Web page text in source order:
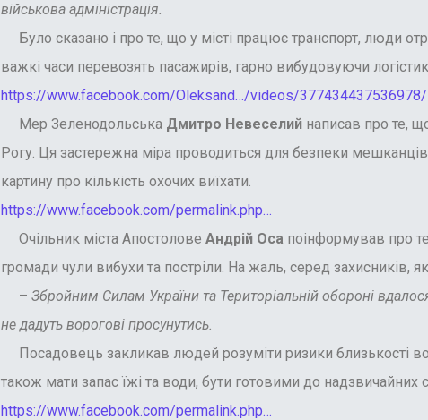
військова адміністрація.
Було сказано і про те, що у місті працює транспорт, люди
важкі часи перевозять пасажирів, гарно вибудовуючи
https://www.facebook.com/Oleksand…/videos/377434437536978/
Мер Зеленодольська Дмитро Невеселий написав про те,
Рогу. Ця застережна міра проводиться для безпеки
картину про кількість охочих виїхати.
https://www.facebook.com/permalink.php…
Очільник міста АпостоловеАндрій Оса поінформував про
громади чули вибухи та постріли. На жаль, серед захисників,
–Збройним Силам України та Територіальній обороні
не дадуть ворогові просунутись.
Посадовець закликав людей розуміти ризики близькості
також мати запас їжі та води, бути готовими до надзвичайних
https://www.facebook.com/permalink.php…